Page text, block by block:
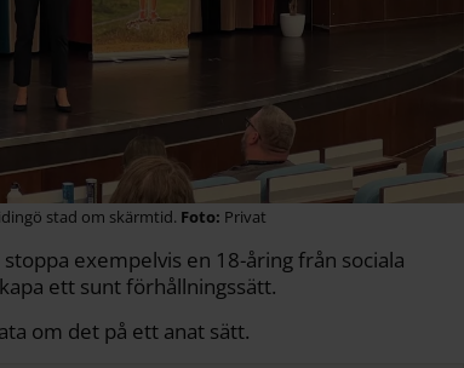
stad om skärmtid. Privat
exempelvis en 18-åring från sociala
ett sunt förhållningssätt.
om det på ett anat sätt.